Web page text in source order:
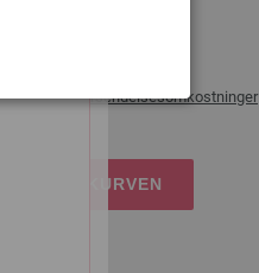
80 cm
tillæg afforsendelsesomkostninger
I INDKØBSKURVEN